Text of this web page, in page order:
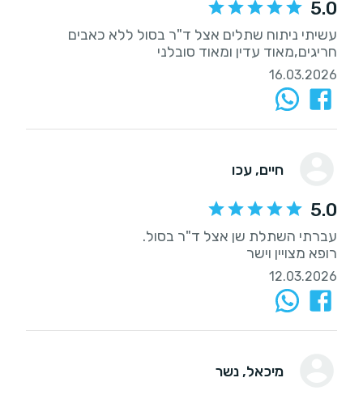
5.0
עשיתי ניתוח שתלים אצל ד"ר בסול ללא כאבים
חריגים,מאוד עדין ומאוד סובלני
16.03.2026
חיים, עכו
5.0
רופא מצויין וישר
12.03.2026
מיכאל, נשר